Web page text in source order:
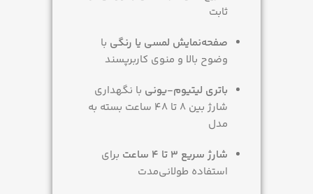
ثابت
صفحه‌نمایش لمسی یا رنگی با
وضوح بالا و منوی کاربرپسند
باتری لیتیوم-یونی با نگهداری
شارژ بین 8 تا 48 ساعت بسته به
مدل
شارژ سریع 3 تا 4 ساعت
برای
استفاده طولانی‌مدت